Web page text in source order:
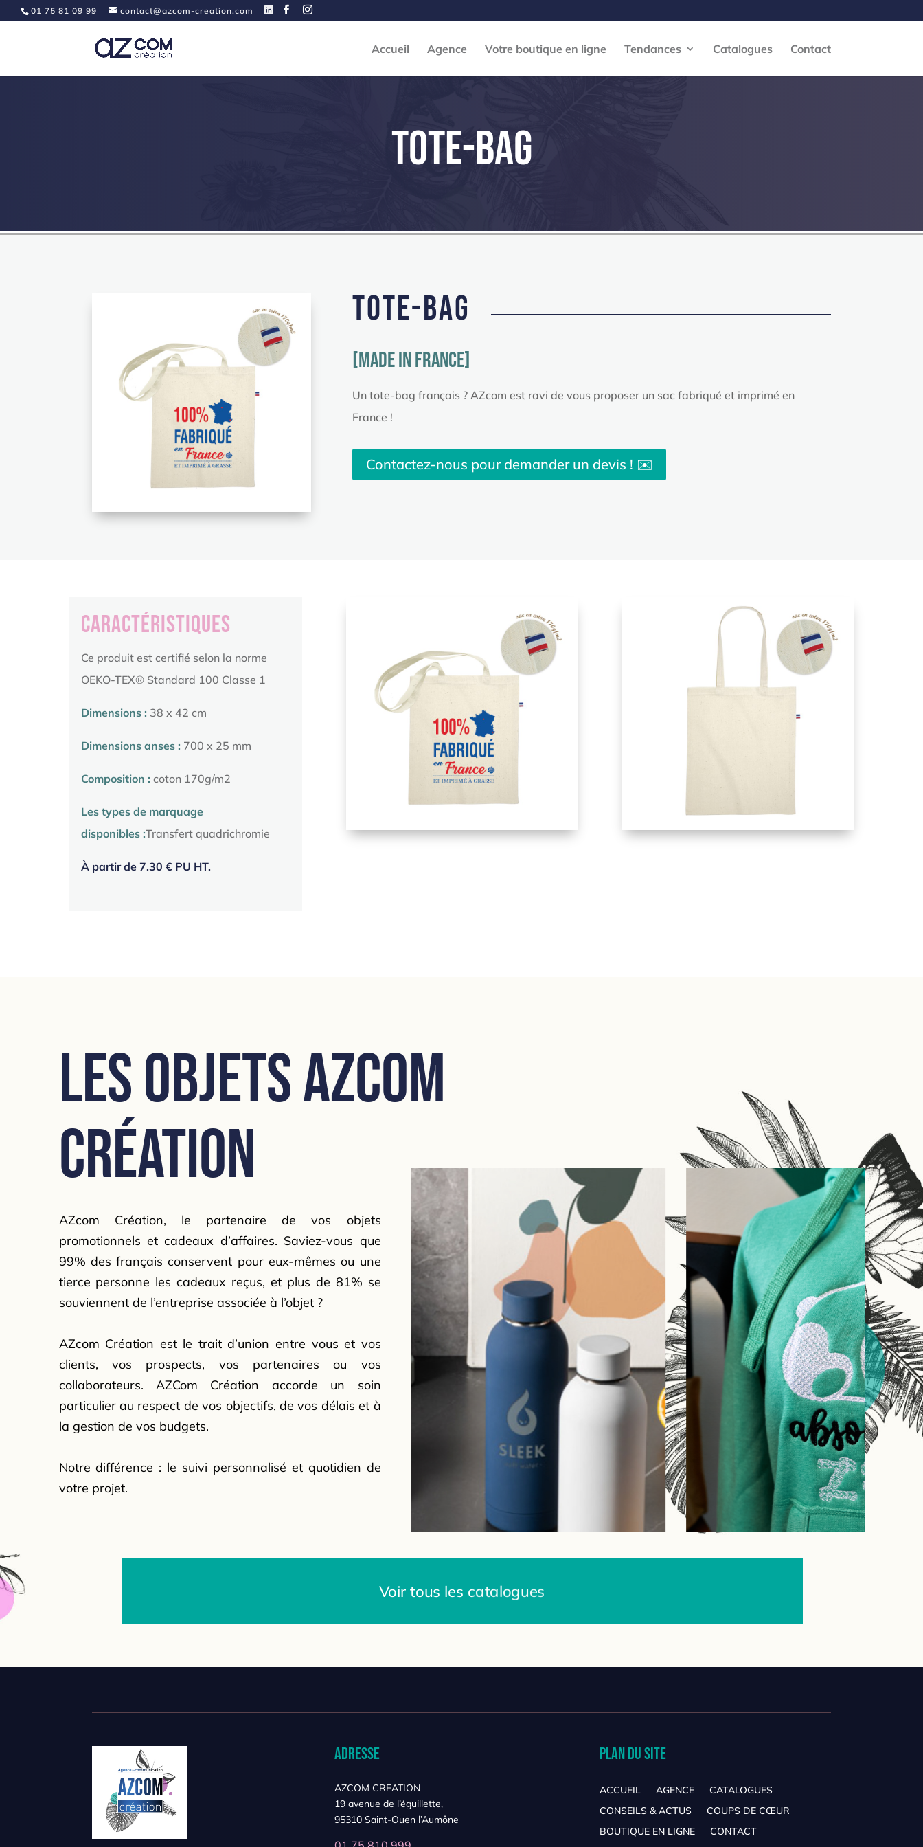
01 75 81 09 99 contact@azcom-creation.com
Accueil Agence Votre boutique en ligne Tendances Catalogues Contact
Tote-Bag
Tote-Bag
[MADE IN France]
Un tote-bag français ? AZcom est ravi de vous proposer un sac fabriqué et imprimé en
France !
Contactez-nous pour demander un devis ! ✉️
Caractéristiques
Ce produit est certifié selon la norme
OEKO-TEX® Standard 100 Classe 1
Dimensions : 38 x 42 cm
Dimensions anses : 700 x 25 mm
Composition : coton 170g/m2
Les types de marquage
disponibles :Transfert quadrichromie
À partir de 7.30 € PU HT.
Les objets AZcom
Création
AZcom Création, le partenaire de vos objets
promotionnels et cadeaux d’affaires. Saviez-vous que
99% des français conservent pour eux-mêmes ou une
tierce personne les cadeaux reçus, et plus de 81% se
souviennent de l’entreprise associée à l’objet ?
AZcom Création est le trait d’union entre vous et vos
clients, vos prospects, vos partenaires ou vos
collaborateurs. AZCom Création accorde un soin
particulier au respect de vos objectifs, de vos délais et à
la gestion de vos budgets.
Notre différence : le suivi personnalisé et quotidien de
votre projet.
Voir tous les catalogues
Adresse
AZCOM CREATION
19 avenue de l’éguillette,
95310 Saint-Ouen l’Aumône
Plan du site
ACCUEIL AGENCE
CATALOGUES
CONSEILS & ACTUS
COUPS DE CŒUR
BOUTIQUE EN LIGNE
CONTACT